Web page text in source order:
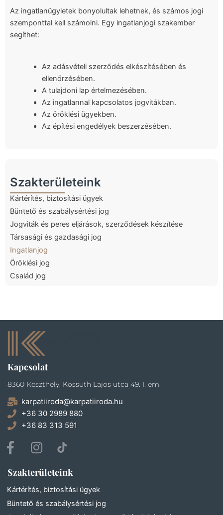
Szakterületeink
Kártérítés, biztosítási ügyek
Büntető és szabálysértési jog
Jogviták és peres eljárások, szerződések készítése
Társasági és gazdasági jog
Ingatlanjog
Öröklési jog
Család jog
Az ingatlanügyletek bonyolultak lehetnek, és számos jogi
szemponttal kell számolni. Egy ingatlanjogi szakember
segíthet:
Az adásvételi szerződés elkészítésében és
ellenőrzésében.
A tulajdoni lap értelmezésében.
Az ingatlannal kapcsolatos jogvitákban.
Az öröklési ügyekben.
Az építési engedélyek beszerzésében.
Kapcsolat
8360 Keszthely, Kossuth Lajos utca 49. I. em.
karpatiiroda@karpatiiroda.hu
+36 30 2989 880
+36 83 313 591
F
a
e
b
o
n
t
a
g
Szakterületeink
Kártérítés, biztosítási ügyek
Büntető és szabálysértési jog